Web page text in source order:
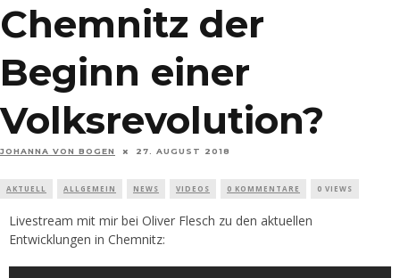
Chemnitz der
Beginn einer
Volksrevolution?
JOHANNA VON BOGEN 27. AUGUST 2018
AKTUELL ALLGEMEIN NEWS VIDEOS 0 KOMMENTARE 0 VIEWS
Livestream mit mir bei Oliver Flesch zu den aktuellen
Entwicklungen in Chemnitz: